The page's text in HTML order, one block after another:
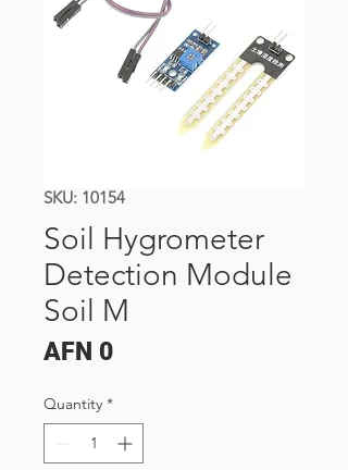
SKU: 10154
Soil Hygrometer
Detection Module
Soil M
AFN 0Price
Quantity *